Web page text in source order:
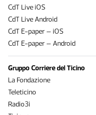
CdT Live iOS
CdT Live Android
CdT E-paper – iOS
CdT E-paper – Android
Gruppo Corriere del Ticino
La Fondazione
Teleticino
Radio3i